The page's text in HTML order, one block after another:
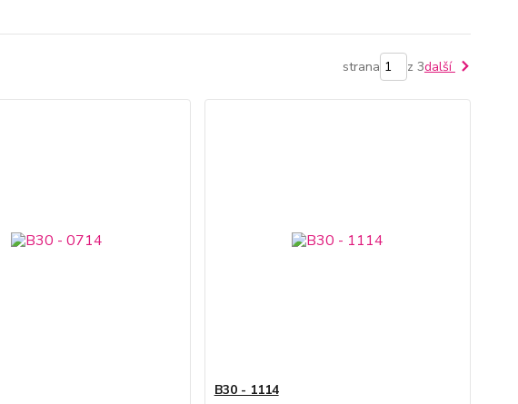
strana z 3další
B30 - 1114